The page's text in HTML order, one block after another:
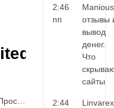
2:46
пп
Manious
отзывы
вывод
денег.
Что
сайты
2:44
Linvarex